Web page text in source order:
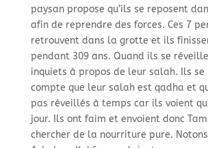
paysan propose qu’ils se reposent
afin de reprendre des forces. Ces 7
retrouvent dans la grotte et ils
pendant 309 ans. Quand ils se
inquiets à propos de leur salah. Ils se
compte que leur salah est qadha et
pas réveillés à temps car ils voient
jour. Ils ont faim et envoient donc
chercher de la nourriture pure.